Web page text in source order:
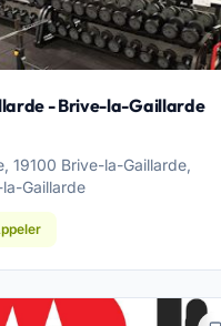
- Brive-la-Gaillarde
19100 Brive-la-Gaillarde,
Gaillarde